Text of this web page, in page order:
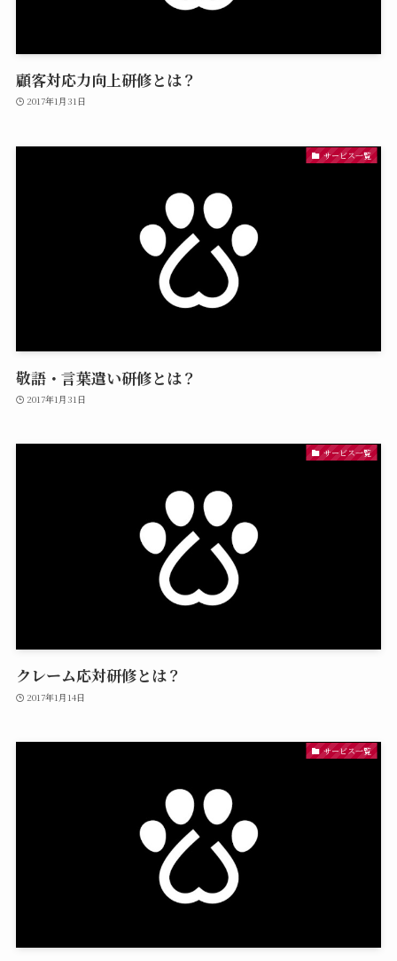
顧客対応力向上研修とは？
2017年1月31日
サービス一覧
敬語・言葉遣い研修とは？
2017年1月31日
サービス一覧
クレーム応対研修とは？
2017年1月14日
サービス一覧